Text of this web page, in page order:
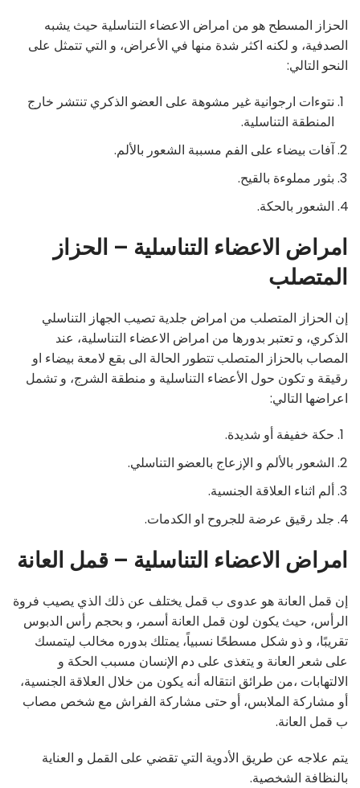
الحزاز المسطح هو من امراض الاعضاء التناسلية حيث يشبه
الصدفية، و لكنه اكثر شدة منها في الأعراض، و التي تتمثل على
النحو التالي:
نتوءات ارجوانية غير مشوهة على العضو الذكري تنتشر خارج
المنطقة التناسلية.
آفات بيضاء على الفم مسببة الشعور بالألم.
بثور مملوءة بالقيح.
الشعور بالحكة.
امراض الاعضاء التناسلية – الحزاز
المتصلب
إن الحزاز المتصلب من امراض جلدية تصيب الجهاز التناسلي
الذكري، و تعتبر بدورها من امراض الاعضاء التناسلية، عند
المصاب بالحزاز المتصلب تتطور الحالة الى بقع لامعة بيضاء او
رقيقة و تكون حول الأعضاء التناسلية و منطقة الشرج، و تشمل
اعراضها التالي:
حكة خفيفة أو شديدة.
الشعور بالألم و الإزعاج بالعضو التناسلي.
ألم اثناء العلاقة الجنسية.
جلد رقيق عرضة للجروح او الكدمات.
امراض الاعضاء التناسلية – قمل العانة
إن قمل العانة هو عدوى ب قمل يختلف عن ذلك الذي يصيب فروة
الرأس، حيث يكون لون قمل العانة أسمر، و بحجم رأس الدبوس
تقريبًا، و ذو شكل مسطحًا نسبياً، يمتلك بدوره مخالب ليتمسك
على شعر العانة و يتغذى على دم الإنسان مسبب الحكة و
الالتهابات ،من طرائق انتقاله أنه يكون من خلال العلاقة الجنسية،
أو مشاركة الملابس، أو حتى مشاركة الفراش مع شخص مصاب
ب قمل العانة.
يتم علاجه عن طريق الأدوية التي تقضي على القمل و العناية
بالنظافة الشخصية.